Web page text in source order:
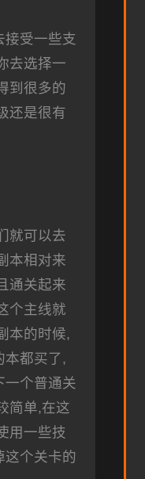
接受一些支
去选择一
到很多的
还是很有
就可以去
本相对来
通关起来
个主线就
本的时候,
本都买了,
一个普通关
简单,在这
用一些技
这个关卡的